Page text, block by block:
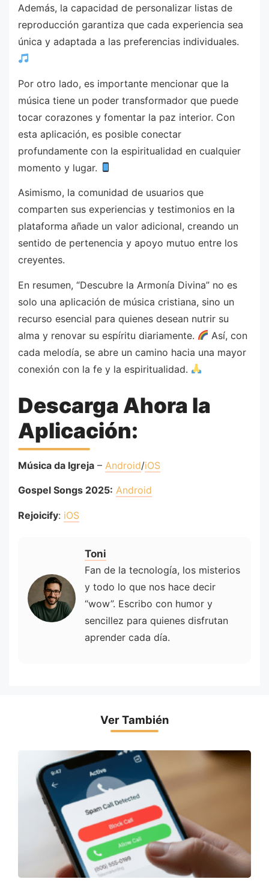
Además, la capacidad de personalizar listas de
reproducción garantiza que cada experiencia sea
única y adaptada a las preferencias individuales.
Por otro lado, es importante mencionar que la
música tiene un poder transformador que puede
tocar corazones y fomentar la paz interior. Con
esta aplicación, es posible conectar
profundamente con la espiritualidad en cualquier
momento y lugar.
Asimismo, la comunidad de usuarios que
comparten sus experiencias y testimonios en la
plataforma añade un valor adicional, creando un
sentido de pertenencia y apoyo mutuo entre los
creyentes.
En resumen, “Descubre la Armonía Divina” no es
solo una aplicación de música cristiana, sino un
recurso esencial para quienes desean nutrir su
alma y renovar su espíritu diariamente.
Así, con
cada melodía, se abre un camino hacia una mayor
conexión con la fe y la espiritualidad.
Descarga Ahora la
Aplicación:
Música da Igreja – Android/iOS
Gospel Songs 2025: Android
Rejoicify: iOS
Toni
Fan de la tecnología, los misterios
y todo lo que nos hace decir
“wow”. Escribo con humor y
sencillez para quienes disfrutan
aprender cada día.
Ver También